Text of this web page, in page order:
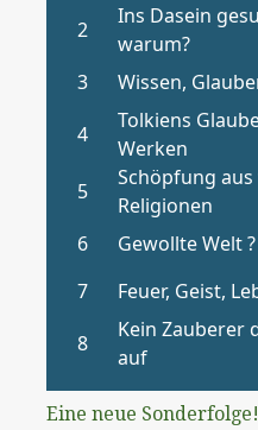
Eine neue Sonderfolge!